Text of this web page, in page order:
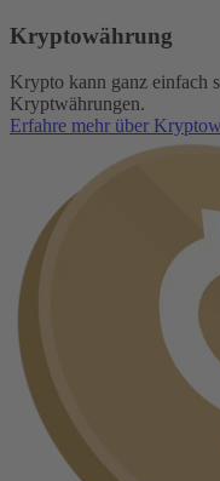
Kryptowährung
Krypto kann ganz einfach
Kryptwährungen.
Erfahre mehr über